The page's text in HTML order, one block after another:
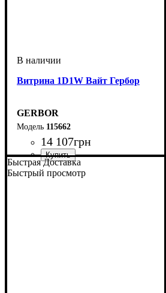
Витрина 1D1W Вайт Гербор
GERBOR
115662
14 107грн
Быстрая Доставка
Быстрый просмотр